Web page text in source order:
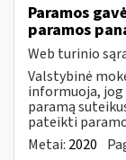
Paramos
paramos
Web turinio
Valstybinė
informuoja, jog
paramą
pateikti
Metai: 2020